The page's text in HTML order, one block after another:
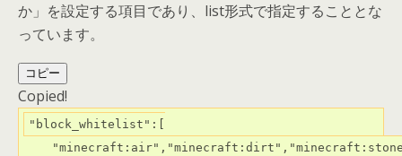
か」を設定する項目であり、list形式で指定することとな
っています。
コピー
Copied!
"block_whitelist":[